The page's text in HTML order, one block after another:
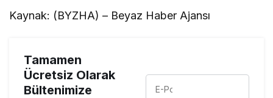
Kaynak: (BYZHA) – Beyaz Haber Ajansı
Tamamen
Ücretsiz Olarak
Bültenimize